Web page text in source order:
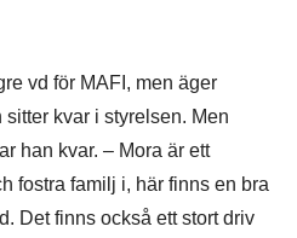
vd för MAFI, men äger
kvar i styrelsen. Men
han kvar. – Mora är ett
fostra familj i, här finns en bra
Det finns också ett stort driv